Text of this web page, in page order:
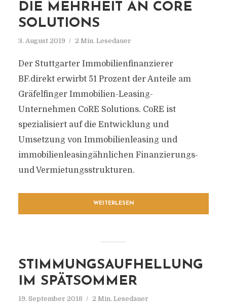
DIE MEHRHEIT AN CORE
SOLUTIONS
3. August 2019 2 Min. Lesedauer
Der Stuttgarter Immobilienfinanzierer
BF.direkt erwirbt 51 Prozent der Anteile am
Gräfelfinger Immobilien-Leasing-
Unternehmen CoRE Solutions. CoRE ist
spezialisiert auf die Entwicklung und
Umsetzung von Immobilienleasing und
immobilienleasingähnlichen Finanzierungs-
und Vermietungsstrukturen.
WEITERLESEN
STIMMUNGSAUFHELLUNG
IM SPÄTSOMMER
19. September 2018 2 Min. Lesedauer